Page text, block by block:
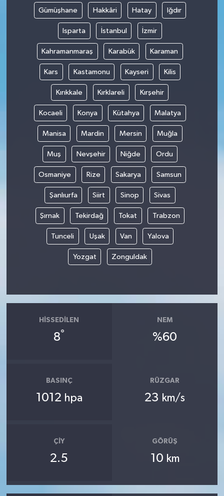
Gümüşhane Hakkâri Hatay Iğdır
Isparta İstanbul İzmir
Kahramanmaraş Karabük Karaman
Kars Kastamonu Kayseri Kilis
Kırıkkale Kırklareli Kırşehir
Kocaeli Konya Kütahya Malatya
Manisa Mardin Mersin Muğla
Muş Nevşehir Niğde Ordu
Osmaniye Rize Sakarya Samsun
Şanlıurfa Siirt Sinop Sivas
Şırnak Tekirdağ Tokat Trabzon
Tunceli Uşak Van Yalova
Yozgat Zonguldak
HISSEDILEN
8°
NEM
%60
BASINÇ
1012 hpa
RÜZGAR
23 km/s
ÇIY
2.5
GÖRÜŞ
10 km